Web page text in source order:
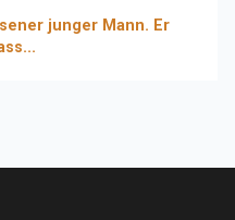
junger Mann. Er